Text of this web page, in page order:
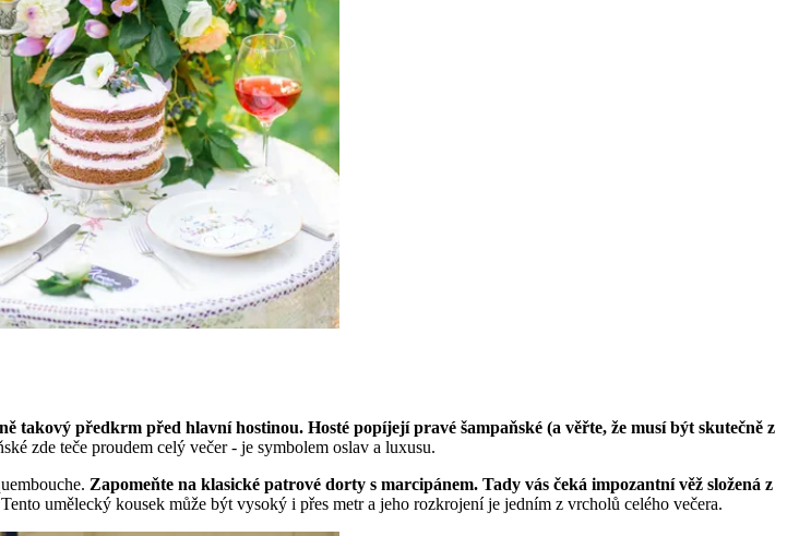
takový předkrm před hlavní hostinou. Hosté popíjejí pravé šampaňské (a věřte, že musí být skutečně z
zde teče proudem celý večer - je symbolem oslav a luxusu.
Zapomeňte na klasické patrové dorty s marcipánem. Tady vás čeká impozantní věž složená z
umělecký kousek může být vysoký i přes metr a jeho rozkrojení je jedním z vrcholů celého večera.